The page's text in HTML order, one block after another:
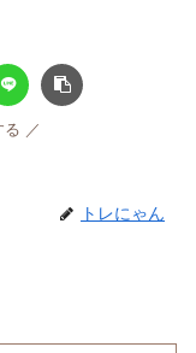
る
トレにゃん